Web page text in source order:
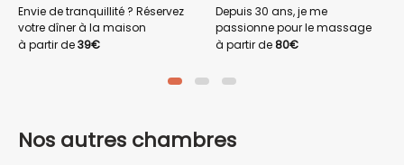
Envie de tranquillité ? Réservez
votre dîner à la maison
La formule comprend une
à partir de39€
Depuis 30 ans, je me
passionne pour le massage
qui fait partie intégrante de
Cette pratique au fil du temps
soin unique pour chacun.
à partir de80€
Nos autres chambres